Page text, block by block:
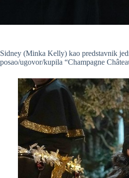
Sidney (Minka Kelly) kao predstavnik
posao/ugovor/kupila “Champagne